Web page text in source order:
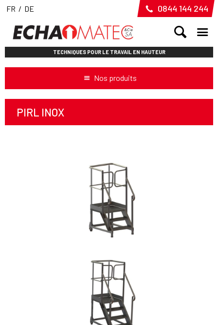
FR / DE 0844 144 244
TECHNIQUES POUR LE TRAVAIL EN HAUTEUR
Nos produits
PIRL INOX